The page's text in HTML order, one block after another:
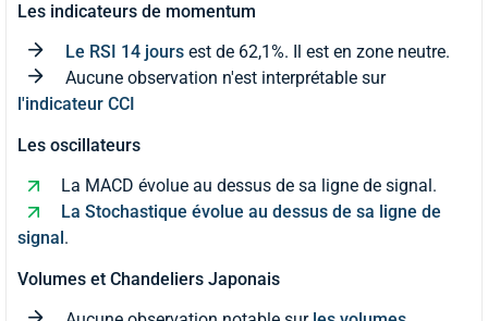
Les indicateurs de momentum
Le RSI 14 jours est de 62,1%. Il est en zone neutre.
Aucune observation n'est interprétable sur
l'indicateur CCI
Les oscillateurs
La MACD évolue au dessus de sa ligne de signal.
La Stochastique évolue au dessus de sa ligne de
signal .
Volumes et Chandeliers Japonais